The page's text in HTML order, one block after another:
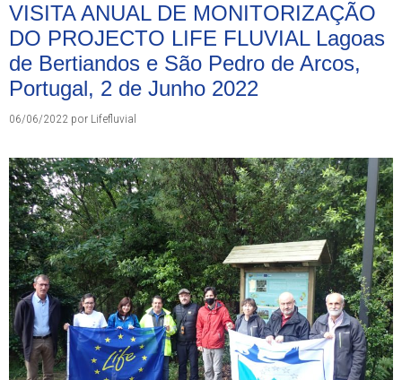
VISITA ANUAL DE MONITORIZAÇÃO
DO PROJECTO LIFE FLUVIAL Lagoas
de Bertiandos e São Pedro de Arcos,
Portugal, 2 de Junho 2022
06/06/2022 por Lifefluvial